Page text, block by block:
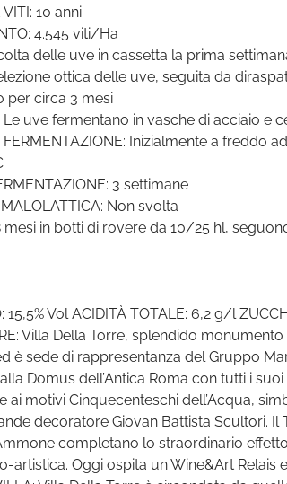
10 anni
4.545 viti/Ha
delle uve in cassetta la prima
ottica delle uve, seguita da
per circa 3 mesi
Le uve fermentano in vasche di acciaio e
FERMENTAZIONE: Inizialmente a freddo
3 settimane
Non svolta
mesi in botti di rovere da 10/25 hl,
15,5% Vol ACIDITÀ TOTALE: 6,2 g/l
Villa Della Torre, splendido
è sede di rappresentanza del Gruppo
Domus dell’Antica Roma con tutti i
ai motivi Cinquecenteschi dell’Acqua,
decoratore Giovan Battista Scultori.
completano lo straordinario
artistica. Oggi ospita un Wine&Art Relais